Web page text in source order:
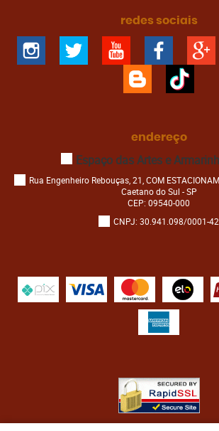
redes sociais
endereço
Espaço das Artes e
Rua Engenheiro Rebouças, 21, COM
Caetano do Sul -SP
CEP: 09540-000
CNPJ: 30.941.098/0001-42